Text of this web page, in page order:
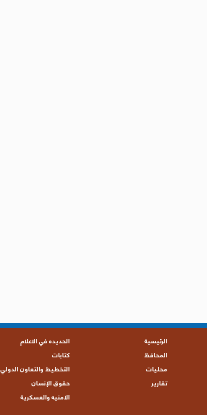
الرئيسية
المحافظ
محليات
تقارير
الحديده في الاعلام
كتابات
التخطيط والتعاون الدولي
حقوق الإنسان
الامنيه والعسكرية